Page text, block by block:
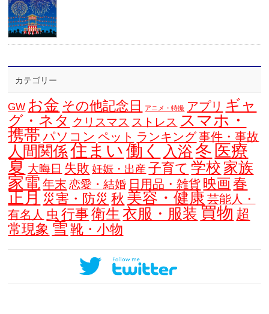
カテゴリー
GW お金 その他記念日 アニメ・特撮 アプリ ギャ
グ・ネタ クリスマス ストレス スマホ・
携帯 パソコン ペット ランキング事件・事故
人間関係住まい 働く 入浴 冬 医療
夏 大晦日 失敗 妊娠・出産 子育て 学校 家族
家電 年末 恋愛・結婚 日用品・雑貨 映画 春
正月 災害・防災 秋 美容・健康 芸能人・
有名人 虫 行事 衛生 衣服・服装 買物 超
常現象 雪 靴・小物